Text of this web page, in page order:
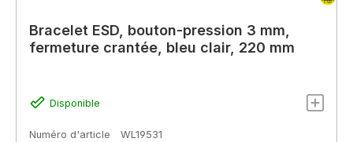
Bracelet ESD, bouton-pression 3 mm,
fermeture crantée, bleu clair, 220 mm
Disponible
Numéro d'article
WL19531